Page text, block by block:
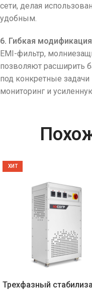
сети, делая
удобным.
6. Гибкая модификация
EMI-фильтр,
позволяют расширить
под конкретные
мониторинг и
ХИТ
Трехфазный